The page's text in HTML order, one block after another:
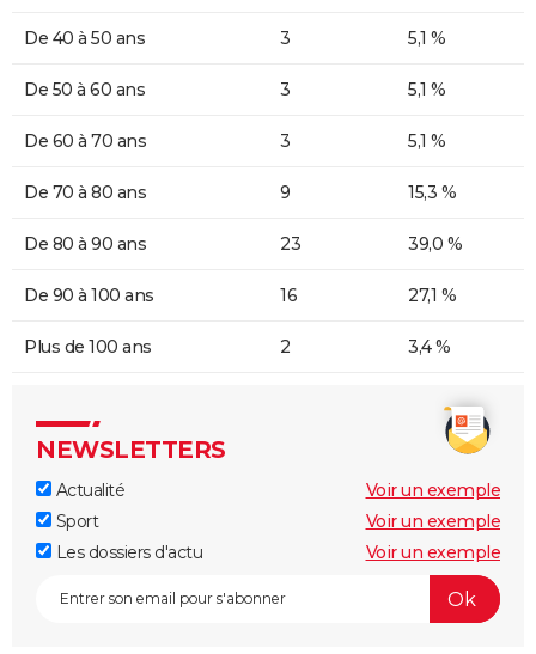
De 40 à 50 ans 3 5,1 %
De 50 à 60 ans 3 5,1 %
De 60 à 70 ans 3 5,1 %
De 70 à 80 ans 9 15,3 %
De 80 à 90 ans 23 39,0 %
De 90 à 100 ans 16 27,1 %
Plus de 100 ans 2 3,4 %
NEWSLETTERS
Actualité
Voir un exemple
Sport
Voir un exemple
Les dossiers d'actu
Voir un exemple